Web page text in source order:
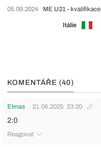
05.09.2024
Itálie
ME U21 - kvalifikace
KOMENTÁŘE (40)
Elmas 21.06.2025 23:20
2:0
Reagovat